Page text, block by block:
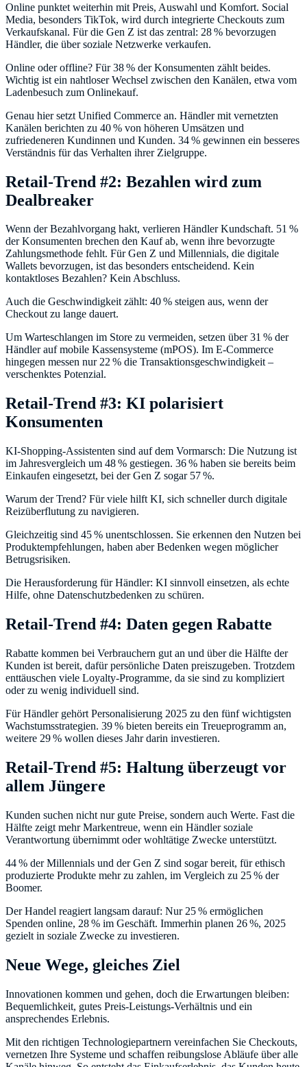
Online punktet weiterhin mit Preis, Auswahl und Komfort. Social
Media, besonders TikTok, wird durch integrierte Checkouts zum
Verkaufskanal. Für die Gen Z ist das zentral: 28 % bevorzugen
Händler, die über soziale Netzwerke verkaufen.
Online oder offline? Für 38 % der Konsumenten zählt beides.
Wichtig ist ein nahtloser Wechsel zwischen den Kanälen, etwa vom
Ladenbesuch zum Onlinekauf.
Genau hier setzt Unified Commerce an. Händler mit vernetzten
Kanälen berichten zu 40 % von höheren Umsätzen und
zufriedeneren Kundinnen und Kunden. 34 % gewinnen ein besseres
Verständnis für das Verhalten ihrer Zielgruppe.
Retail-Trend #2: Bezahlen wird zum
Dealbreaker
Wenn der Bezahlvorgang hakt, verlieren Händler Kundschaft. 51 %
der Konsumenten brechen den Kauf ab, wenn ihre bevorzugte
Zahlungsmethode fehlt. Für Gen Z und Millennials, die digitale
Wallets bevorzugen, ist das besonders entscheidend. Kein
kontaktloses Bezahlen? Kein Abschluss.
Auch die Geschwindigkeit zählt: 40 % steigen aus, wenn der
Checkout zu lange dauert.
Um Warteschlangen im Store zu vermeiden, setzen über 31 % der
Händler auf mobile Kassensysteme (mPOS). Im E-Commerce
hingegen messen nur 22 % die Transaktionsgeschwindigkeit –
verschenktes Potenzial.
Retail-Trend #3: KI polarisiert
Konsumenten
KI-Shopping-Assistenten sind auf dem Vormarsch: Die Nutzung ist
im Jahresvergleich um 48 % gestiegen. 36 % haben sie bereits beim
Einkaufen eingesetzt, bei der Gen Z sogar 57 %.
Warum der Trend? Für viele hilft KI, sich schneller durch digitale
Reizüberflutung zu navigieren.
Gleichzeitig sind 45 % unentschlossen. Sie erkennen den Nutzen bei
Produktempfehlungen, haben aber Bedenken wegen möglicher
Betrugsrisiken.
Die Herausforderung für Händler: KI sinnvoll einsetzen, als echte
Hilfe, ohne Datenschutzbedenken zu schüren.
Retail-Trend #4: Daten gegen Rabatte
Rabatte kommen bei Verbrauchern gut an und über die Hälfte der
Kunden ist bereit, dafür persönliche Daten preiszugeben. Trotzdem
enttäuschen viele Loyalty-Programme, da sie sind zu kompliziert
oder zu wenig individuell sind.
Für Händler gehört Personalisierung 2025 zu den fünf wichtigsten
Wachstumsstrategien. 39 % bieten bereits ein Treueprogramm an,
weitere 29 % wollen dieses Jahr darin investieren.
Retail-Trend #5: Haltung überzeugt vor
allem Jüngere
Kunden suchen nicht nur gute Preise, sondern auch Werte. Fast die
Hälfte zeigt mehr Markentreue, wenn ein Händler soziale
Verantwortung übernimmt oder wohltätige Zwecke unterstützt.
44 % der Millennials und der Gen Z sind sogar bereit, für ethisch
produzierte Produkte mehr zu zahlen, im Vergleich zu 25 % der
Boomer.
Der Handel reagiert langsam darauf: Nur 25 % ermöglichen
Spenden online, 28 % im Geschäft. Immerhin planen 26 %, 2025
gezielt in soziale Zwecke zu investieren.
Neue Wege, gleiches Ziel
Innovationen kommen und gehen, doch die Erwartungen bleiben:
Bequemlichkeit, gutes Preis-Leistungs-Verhältnis und ein
ansprechendes Erlebnis.
Mit den richtigen Technologiepartnern vereinfachen Sie Checkouts,
vernetzen Ihre Systeme und schaffen reibungslose Abläufe über alle